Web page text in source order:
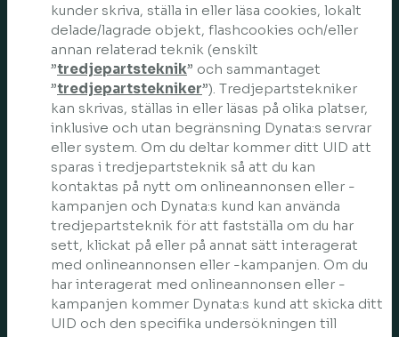
kunder skriva, ställa in eller läsa cookies, lokalt
delade/lagrade objekt, flashcookies och/eller
annan relaterad teknik (enskilt
”tredjepartsteknik” och sammantaget
”tredjepartstekniker”). Tredjepartstekniker
kan skrivas, ställas in eller läsas på olika platser,
inklusive och utan begränsning Dynata:s servrar
eller system. Om du deltar kommer ditt UID att
sparas i tredjepartsteknik så att du kan
kontaktas på nytt om onlineannonsen eller -
kampanjen och Dynata:s kund kan använda
tredjepartsteknik för att fastställa om du har
sett, klickat på eller på annat sätt interagerat
med onlineannonsen eller -kampanjen. Om du
har interagerat med onlineannonsen eller -
kampanjen kommer Dynata:s kund att skicka ditt
UID och den specifika undersökningen till